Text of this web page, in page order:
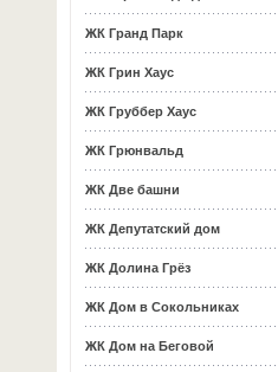
ЖК Гранд Парк
ЖК Грин Хаус
ЖК Груббер Хаус
ЖК Грюнвальд
ЖК Две башни
ЖК Депутатский дом
ЖК Долина Грёз
ЖК Дом в Сокольниках
ЖК Дом на Беговой